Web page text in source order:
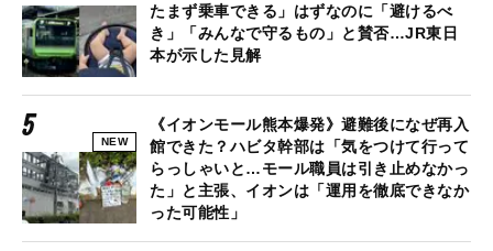
たまず乗車できる」はずなのに「避けるべ
き」「みんなで守るもの」と賛否…JR東日
本が示した見解
NEW
《イオンモール熊本爆発》避難後になぜ再入
館できた？ハビタ幹部は「気をつけて行って
らっしゃいと…モール職員は引き止めなかっ
た」と主張、イオンは「運用を徹底できなか
った可能性」